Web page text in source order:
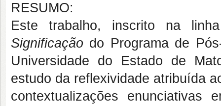
RESUMO:
Este trabalho, inscrito na
Significação do Programa de
Universidade do Estado de
estudo da reflexividade atribuída
contextualizações